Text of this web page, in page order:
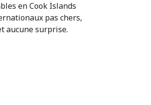
en Cook Islands
pas chers,
aucune surprise.